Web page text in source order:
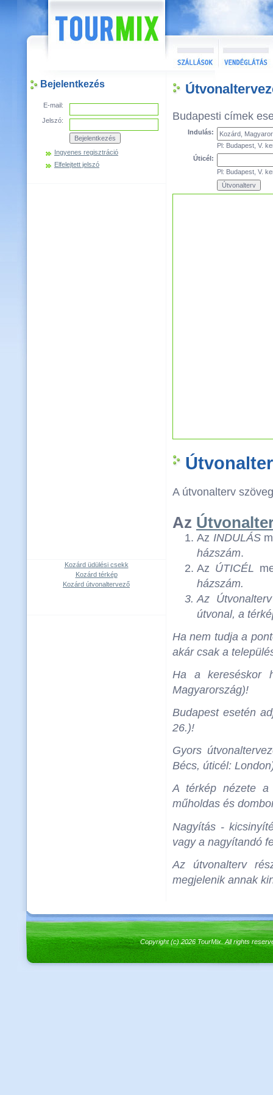
Bejelentkezés
E-mail:
Jelszó:
Ingyenes regisztráció
Elfelejtett jelszó
Kozárd üdülési csekk
Kozárd térkép
Kozárd útvonaltervező
Budapesti címek
Indulás:
Pl: Budapest, V.
Úticél:
Pl: Budapest, V.
A útvonalterv
Az
Az INDULÁS
házszám.
Az ÚTICÉL
házszám.
Az Útvonalterv
útvonal, a
Ha nem tudja a
akár csak a
Ha a kereséskor
Magyarország)!
Budapest esetén
26.)!
Gyors
Bécs, úticél:
A térkép nézete a
műholdas és
Nagyítás -
vagy a nagyítandó
Az útvonalterv
megjelenik annak
Copyright (c) 2026 TourMix. All rights